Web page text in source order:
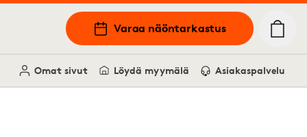
Varaa näöntarkastus
Omat sivut Löydä myymälä Asiakaspalvelu